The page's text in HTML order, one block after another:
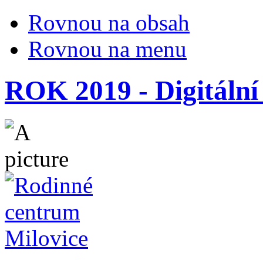
Rovnou na obsah
Rovnou na menu
ROK 2019 - Digitální